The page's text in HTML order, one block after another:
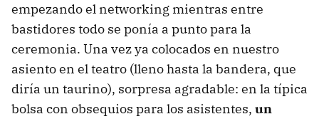
empezando el networking mientras entre
bastidores todo se ponía a punto para la
ceremonia. Una vez ya colocados en nuestro
asiento en el teatro (lleno hasta la bandera, que
diría un taurino), sorpresa agradable: en la típica
bolsa con obsequios para los asistentes, un